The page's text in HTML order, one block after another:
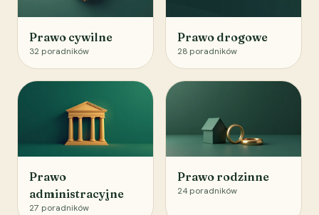
Prawo cywilne
32 poradników
Prawo drogowe
28 poradników
Prawo
administracyjne
27 poradników
Prawo rodzinne
24 poradników